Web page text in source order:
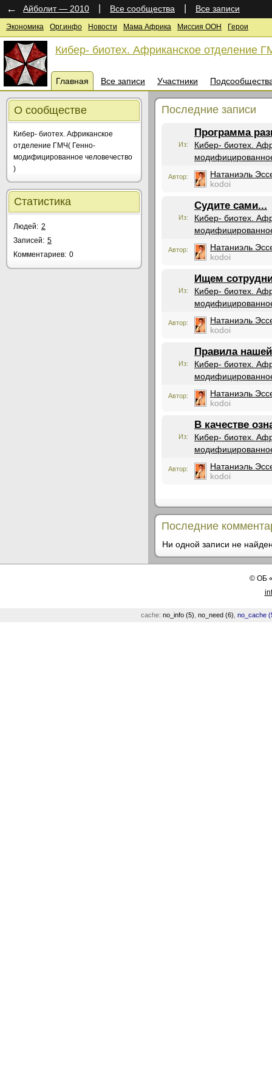
← Айболит — 2010 Все сообщества Все записи
Экономика Орг.инфо Новости Мама Африка Миссия ООН Герои
Кибер- биотех. Африканское отделение
Главная Все записи Участники
О сообществе
Кибер- биотех. Африканское
отделение ГМЧ( Генно-
модифицированное человечество
)
Статистика
Людей: 2
Записей: 5
Комментариев: 0
Последние записи
Программа
Из:
Кибер- биотех.
Автор:
Натаниэль
kodoi
Судите сами...
Из:
Кибер- биотех.
Автор:
Натаниэль
kodoi
Ищем
Из:
Кибер- биотех.
Автор:
Натаниэль
kodoi
Правила
Из:
Кибер- биотех.
Автор:
Натаниэль
kodoi
В качестве
Из:
Кибер- биотех.
Автор:
Натаниэль
kodoi
Последние
Ни одной записи не
©ОБ
cache: no_info (5) no_need (6) no_cache